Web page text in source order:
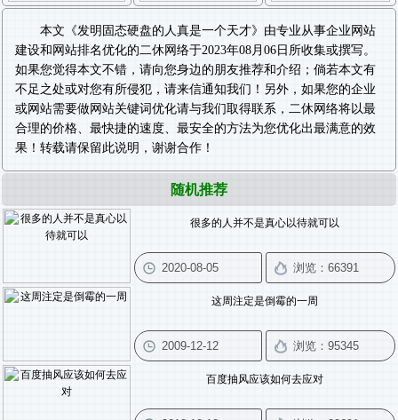
本文《发明固态硬盘的人真是一个天才》由专业从事企业网站
建设和 网站排名优化的二休网络于2023年08月06日所收集或撰写。
如果您觉得本文不错，请向您身边的朋友推荐和介绍；倘若本文有
不足之处或对您有所侵犯，请来信通知我们！另外，如果您的企业
或网站需要做网站关键词优化请与我们取得联系，二休网络将以最
合理的价格、最快捷的速度、最安全的方法为您优化出最满意的效
果！转载请保留此说明，谢谢合作！
随机推荐
很多的人并不是真心以待就可以
这周注定是倒霉的一周
百度抽风应该如何去应对